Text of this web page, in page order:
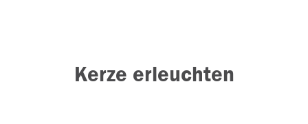
Kerze erleuchten